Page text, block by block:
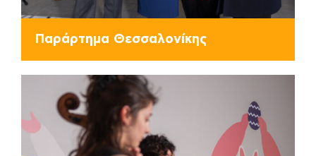
Παράρτημα Θεσσαλονίκης